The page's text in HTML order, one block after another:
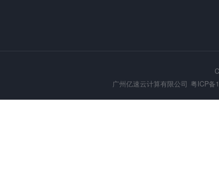
广州亿速云计算有限公司 粤ICP备